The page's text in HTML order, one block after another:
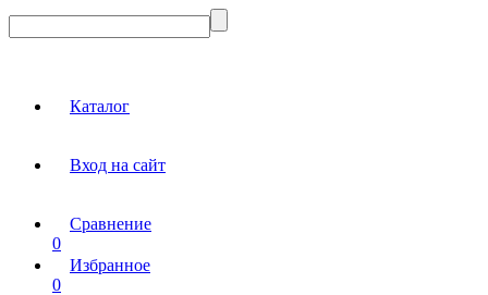
Каталог
Вход на сайт
Сравнение
0
Избранное
0